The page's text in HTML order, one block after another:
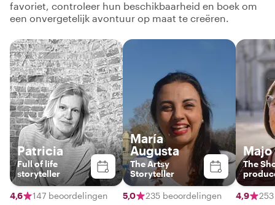
favoriet, controleer hun beschikbaarheid en boek om
een onvergetelijk avontuur op maat te creëren.
Patricia
Full of life
storyteller
4,6 147 beoordelingen
María
Augusta
The Artsy
Storyteller
5,0 235 beoordelingen
Majo
The
4,9